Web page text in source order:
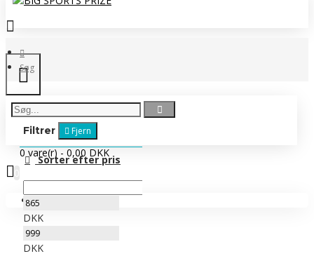
0 vare(r) - 0,00 DKK
Ingen produkter
Søg
Filtrer Fjern
Sorter efter pris
DKK
DKK